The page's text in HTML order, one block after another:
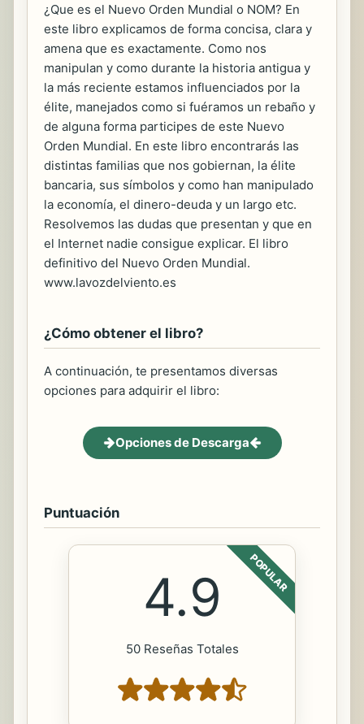
¿Que es el Nuevo Orden Mundial o NOM? En
este libro explicamos de forma concisa, clara y
amena que es exactamente. Como nos
manipulan y como durante la historia antigua y
la más reciente estamos influenciados por la
élite, manejados como si fuéramos un rebaño y
de alguna forma participes de este Nuevo
Orden Mundial. En este libro encontrarás las
distintas familias que nos gobiernan, la élite
bancaria, sus símbolos y como han manipulado
la economía, el dinero-deuda y un largo etc.
Resolvemos las dudas que presentan y que en
el Internet nadie consigue explicar. El libro
definitivo del Nuevo Orden Mundial.
www.lavozdelviento.es
¿Cómo obtener el libro?
A continuación, te presentamos diversas
opciones para adquirir el libro:
Opciones de Descarga
Puntuación
POPULAR
4.9
50 Reseñas Totales